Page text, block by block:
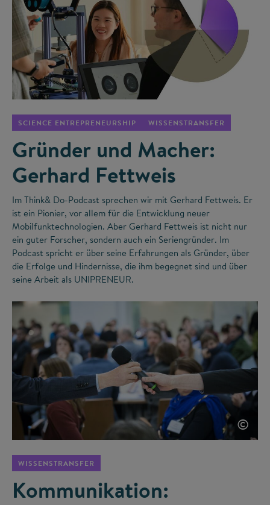
SCIENCE ENTREPRENEURSHIP WISSENSTRANSFER
Gründer und Macher:
Gerhard Fettweis
Im Think& Do-Podcast sprechen wir mit Gerhard Fettweis. Er
ist ein Pionier, vor allem für die Entwicklung neuer
Mobilfunktechnologien. Aber Gerhard Fettweis ist nicht nur
ein guter Forscher, sondern auch ein Seriengründer. Im
Podcast spricht er über seine Erfahrungen als Gründer, über
die Erfolge und Hindernisse, die ihm begegnet sind und über
seine Arbeit als UNIPRENEUR.
©
WISSENSTRANSFER
Kommunikation: